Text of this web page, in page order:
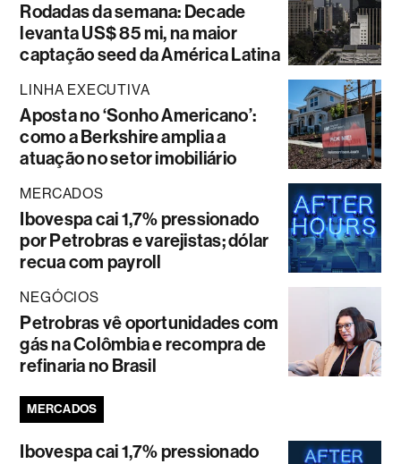
Rodadas da semana: Decade
levanta US$ 85 mi, na maior
captação seed da América Latina
LINHA EXECUTIVA
Aposta no ‘Sonho Americano’:
como a Berkshire amplia a
atuação no setor imobiliário
MERCADOS
Ibovespa cai 1,7% pressionado
por Petrobras e varejistas; dólar
recua com payroll
NEGÓCIOS
Petrobras vê oportunidades com
gás na Colômbia e recompra de
refinaria no Brasil
MERCADOS
Ibovespa cai 1,7% pressionado